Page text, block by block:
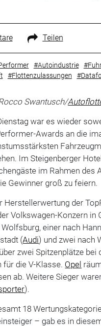
Teilen
#Autoindustrie
#Flottenzulassungen
Swantusch/
war es wieder
Awards an die
Im Steigenberger
im Rahmen
Gewinner groß zu feiern.
Herstellerwertung der
Volkswagen-Konzern in
einer nach
(Audi) und zwei nach
zwei Spitzenplätze bei
für die V-Klasse. Opel
ab. Weitere Sieger
).
18
– gab es in